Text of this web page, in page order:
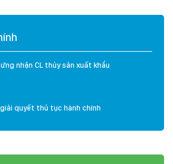
nhận CL thủy sản xuất khẩu
quyết thủ tục hành chính